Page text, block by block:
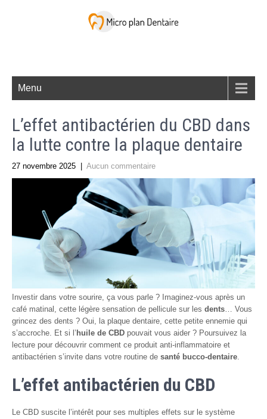
Menu
L’effet antibactérien du CBD dans
la lutte contre la plaque dentaire
27 novembre 2025 Aucun commentaire
Investir dans votre sourire, ça vous parle ? Imaginez-vous après un
café matinal, cette légère sensation de pellicule sur les dents… Vous
grincez des dents ? Oui, la plaque dentaire, cette petite ennemie qui
s’accroche. Et si l’ huile de CBD pouvait vous aider ? Poursuivez la
lecture pour découvrir comment ce produit anti-inflammatoire et
antibactérien s’invite dans votre routine de santé bucco-dentaire.
L’effet antibactérien du CBD
Le CBD suscite l’intérêt pour ses multiples effets sur le système